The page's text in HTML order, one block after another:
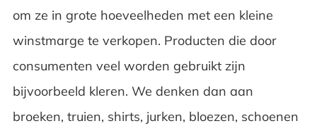
om ze in grote hoeveelheden met een kleine
winstmarge te verkopen. Producten die door
consumenten veel worden gebruikt zijn
bijvoorbeeld kleren. We denken dan aan
broeken, truien, shirts, jurken, bloezen, schoenen